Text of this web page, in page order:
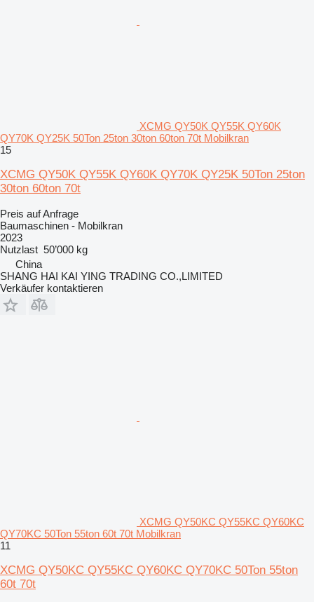
XCMG QY50K QY55K QY60K
QY70K QY25K 50Ton 25ton 30ton 60ton 70t Mobilkran
15
XCMG QY50K QY55K QY60K QY70K QY25K 50Ton 25ton
30ton 60ton 70t
Preis auf Anfrage
Baumaschinen - Mobilkran
2023
Nutzlast 50’000 kg
China
SHANG HAI KAI YING TRADING CO.,LIMITED
Verkäufer kontaktieren
XCMG QY50KC QY55KC QY60KC
QY70KC 50Ton 55ton 60t 70t Mobilkran
11
XCMG QY50KC QY55KC QY60KC QY70KC 50Ton 55ton
60t 70t